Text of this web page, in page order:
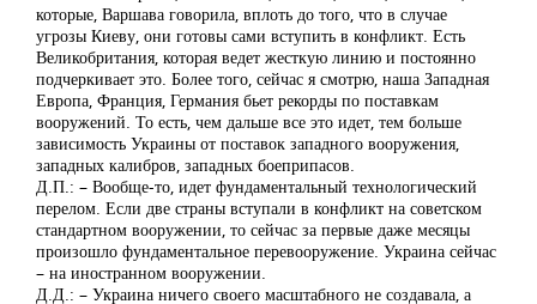
которые, Варшава говорила, вплоть до того, что в случае
угрозы Киеву, они готовы сами вступить в конфликт. Есть
Великобритания, которая ведет жесткую линию и постоянно
подчеркивает это. Более того, сейчас я смотрю, наша Западная
Европа, Франция, Германия бьет рекорды по поставкам
вооружений. То есть, чем дальше все это идет, тем больше
зависимость Украины от поставок западного вооружения,
западных калибров, западных боеприпасов.
Д.П.: – Вообще-то, идет фундаментальный технологический
перелом. Если две страны вступали в конфликт на советском
стандартном вооружении, то сейчас за первые даже месяцы
произошло фундаментальное перевооружение. Украина сейчас
– на иностранном вооружении.
Д.Д.: – Украина ничего своего масштабного не создавала, а